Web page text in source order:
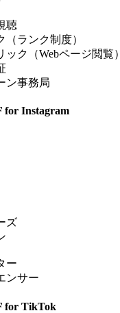
聴
（ランク制度）
ック（Webページ閲覧）
ン事務局
for Instagram
ズ
ー
ンサー
for TikTok